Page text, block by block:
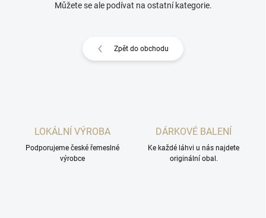
Můžete se ale podívat na ostatní kategorie.
Zpět do obchodu
LOKÁLNÍ VÝROBA
Podporujeme české řemeslné
výrobce
DÁRKOVÉ BALENÍ
Ke každé láhvi u nás najdete
originální obal.